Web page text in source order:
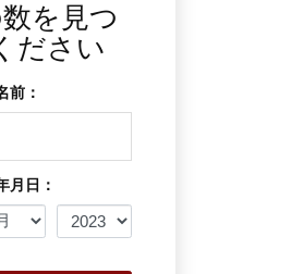
を見つ
ださい
前：
月日：